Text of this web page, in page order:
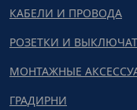
КАБЕЛИ И ПРОВОДА
РОЗЕТКИ И
МОНТАЖНЫЕ
ГРАДИРНИ